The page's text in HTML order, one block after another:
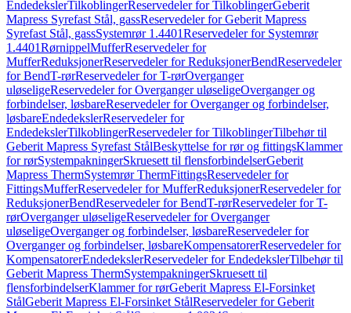
EndedekslerTilkoblingerReservedeler for TilkoblingerGeberit
Mapress Syrefast Stål, gassReservedeler for Geberit Mapress
Syrefast Stål, gassSystemrør 1.4401Reservedeler for Systemrør
1.4401RørnippelMufferReservedeler for
MufferReduksjonerReservedeler for ReduksjonerBendReservedeler
for BendT-rørReservedeler for T-rørOverganger
uløseligeReservedeler for Overganger uløseligeOverganger og
forbindelser, løsbareReservedeler for Overganger og forbindelser,
løsbareEndedekslerReservedeler for
EndedekslerTilkoblingerReservedeler for TilkoblingerTilbehør til
Geberit Mapress Syrefast StålBeskyttelse for rør og fittingsKlammer
for rørSystempakningerSkruesett til flensforbindelserGeberit
Mapress ThermSystemrør ThermFittingsReservedeler for
FittingsMufferReservedeler for MufferReduksjonerReservedeler for
ReduksjonerBendReservedeler for BendT-rørReservedeler for T-
rørOverganger uløseligeReservedeler for Overganger
uløseligeOverganger og forbindelser, løsbareReservedeler for
Overganger og forbindelser, løsbareKompensatorerReservedeler for
KompensatorerEndedekslerReservedeler for EndedekslerTilbehør til
Geberit Mapress ThermSystempakningerSkruesett til
flensforbindelserKlammer for rørGeberit Mapress El-Forsinket
StålGeberit Mapress El-Forsinket StålReservedeler for Geberit